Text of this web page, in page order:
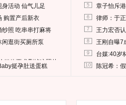
活动 仙气儿足
购置产后新衣
照 吃串串打麻将
逛街买厕所泵
媒体要求删掉这照片
挺孕肚送蛋糕
5 章子怡斥
6 律师：于
7 王力宏否
8 王刚自曝7
9 台媒:40岁
10 陈冠希：